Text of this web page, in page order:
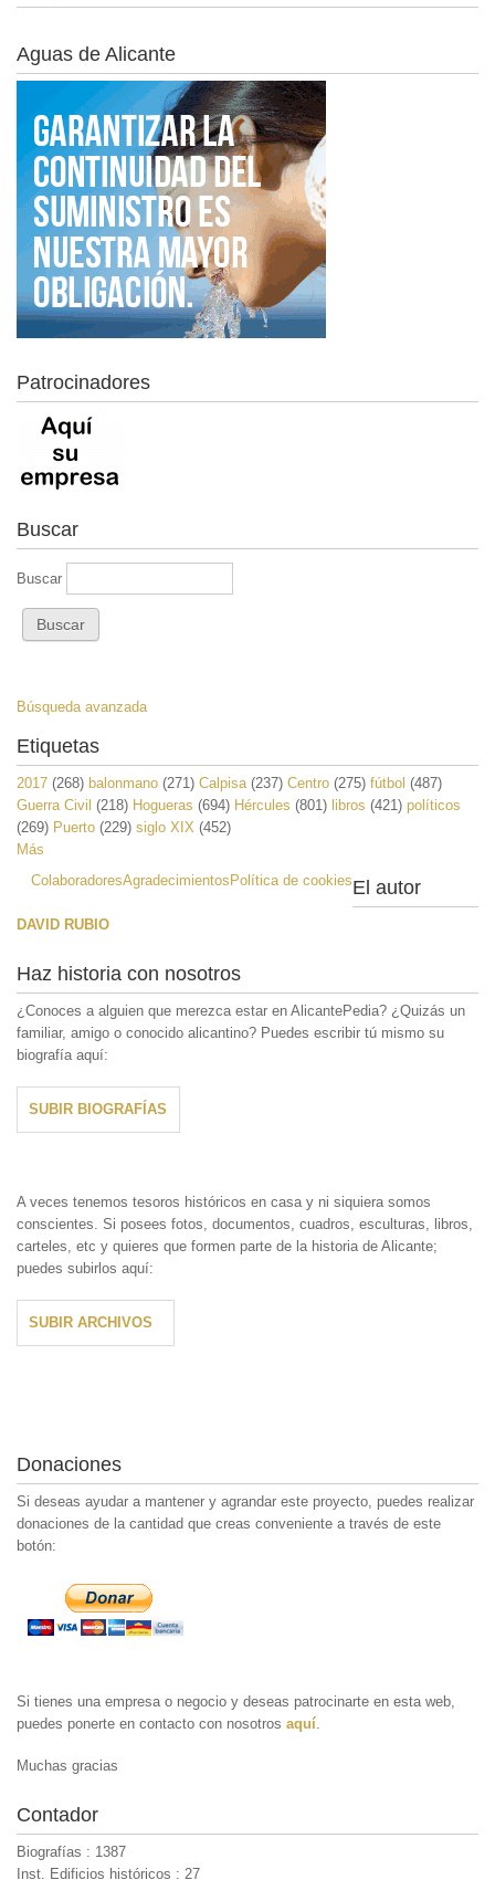
Aguas de Alicante
Patrocinadores
Buscar
Buscar
Búsqueda avanzada
Etiquetas
2017 (268) balonmano (271) Calpisa (237) Centro (275) fútbol (487)
Guerra Civil (218) Hogueras (694) Hércules (801) libros (421) políticos
(269) Puerto (229) siglo XIX (452)
Más
ColaboradoresAgradecimientos Política de cookiesEl autor
DAVID RUBIO
Haz historia con nosotros
¿Conoces a alguien que merezca estar en AlicantePedia? ¿Quizás un
familiar, amigo o conocido alicantino? Puedes escribir tú mismo su
biografía aquí:
SUBIR BIOGRAFÍAS
A veces tenemos tesoros históricos en casa y ni siquiera somos
conscientes. Si posees fotos, documentos, cuadros, esculturas, libros,
carteles, etc y quieres que formen parte de la historia de Alicante;
puedes subirlos aquí:
SUBIR ARCHIVOS
Donaciones
Si deseas ayudar a mantener y agrandar este proyecto, puedes realizar
donaciones de la cantidad que creas conveniente a través de este
botón:
Si tienes una empresa o negocio y deseas patrocinarte en esta web,
puedes ponerte en contacto con nosotros aquí
Muchas gracias
Contador
Biografías : 1387
Inst. Edificios históricos : 27